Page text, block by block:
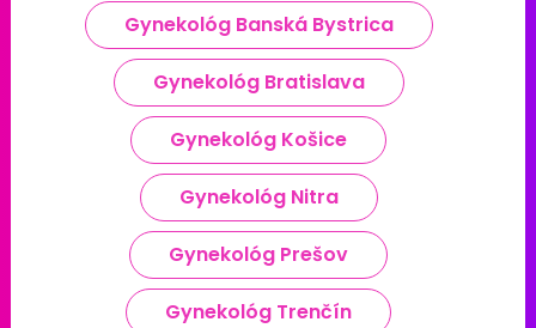
Gynekológ Banská Bystrica
Gynekológ Bratislava
Gynekológ Košice
Gynekológ Nitra
Gynekológ Prešov
Gynekológ Trenčín